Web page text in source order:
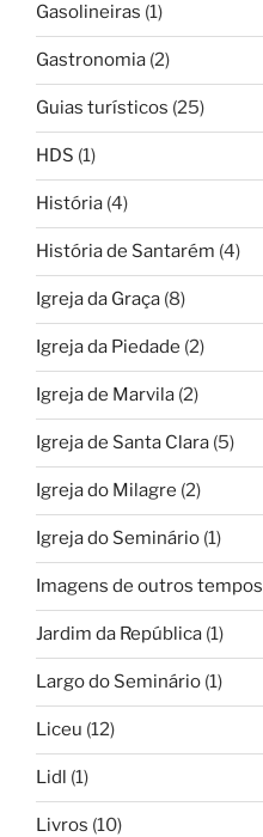
Gasolineiras (1)
Gastronomia (2)
Guias turísticos (25)
HDS (1)
História (4)
História de Santarém (4)
Igreja da Graça (8)
Igreja da Piedade (2)
Igreja de Marvila (2)
Igreja de Santa Clara (5)
Igreja do Milagre (2)
Igreja do Seminário (1)
Imagens de outros tempos
Jardim da República (1)
Largo do Seminário (1)
Liceu (12)
Lidl (1)
Livros (10)